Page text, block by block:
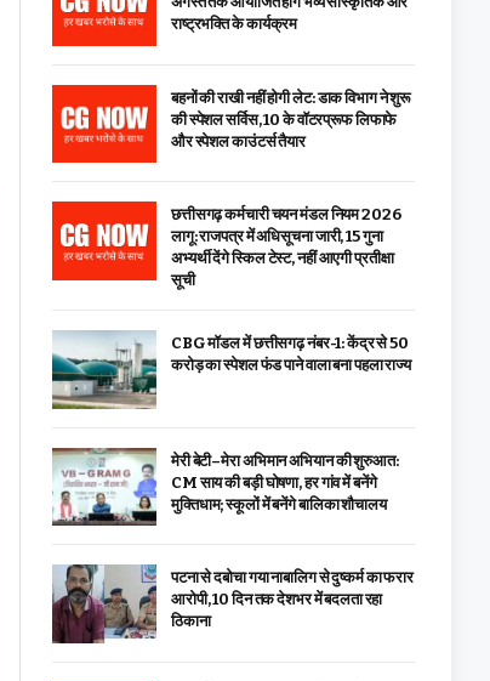
राष्ट्रभक्ति के कार्यक्रम
बहनों की राखी नहीं होगी लेट: डाक विभाग ने शुरू
की स्पेशल सर्विस, ₹10 के वॉटरप्रूफ लिफाफे
और स्पेशल काउंटर्स तैयार
छत्तीसगढ़ कर्मचारी चयन मंडल नियम 2026
लागू: राजपत्र में अधिसूचना जारी, 15 गुना
अभ्यर्थी देंगे स्किल टेस्ट, नहीं आएगी प्रतीक्षा
सूची
CBG मॉडल में छत्तीसगढ़ नंबर-1: केंद्र से ₹50
करोड़ का स्पेशल फंड पाने वाला बना पहला राज्य
मेरी बेटी–मेरा अभिमान अभियान की शुरुआत:
CM साय की बड़ी घोषणा, हर गांव में बनेंगे
मुक्तिधाम; स्कूलों में बनेंगे बालिका शौचालय
पटना से दबोचा गया नाबालिग से दुष्कर्म का फरार
आरोपी, 10 दिन तक देशभर में बदलता रहा
ठिकाना